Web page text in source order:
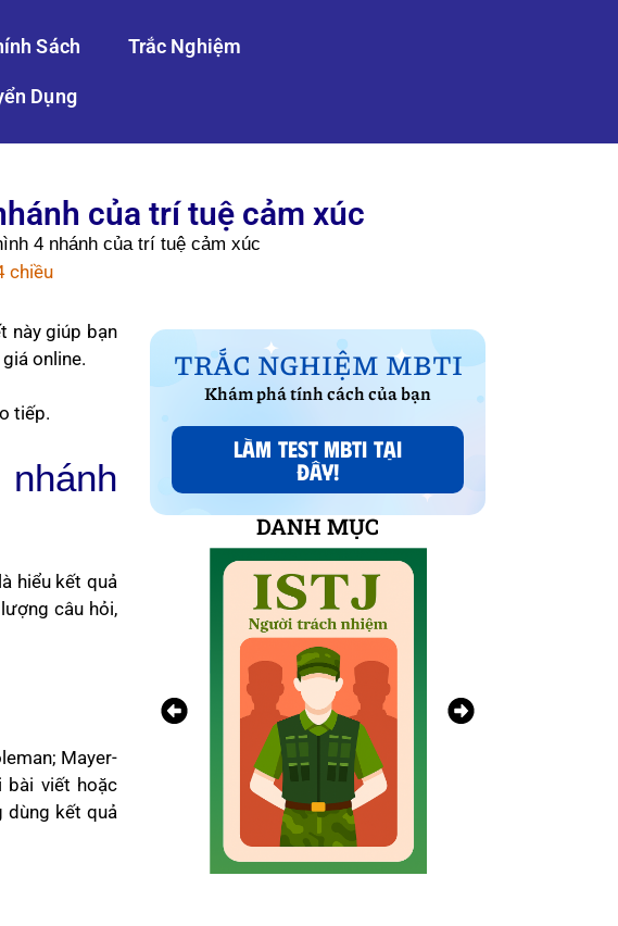
Sách Trắc Nghiệm
Dụng
của trí tuệ cảm xúc
4 nhánh của trí tuệ cảm xúc
chiều
này giúp bạn
online.
tiếp.
hiểu kết quả
câu hỏi,
Mayer-
bài viết hoặc
dùng kết quả
TRẮC NGHIỆM MBTI
Khám phá tính cách của bạn
LÀM TEST MBTI TẠI
ĐÂY!
DANH MỤC